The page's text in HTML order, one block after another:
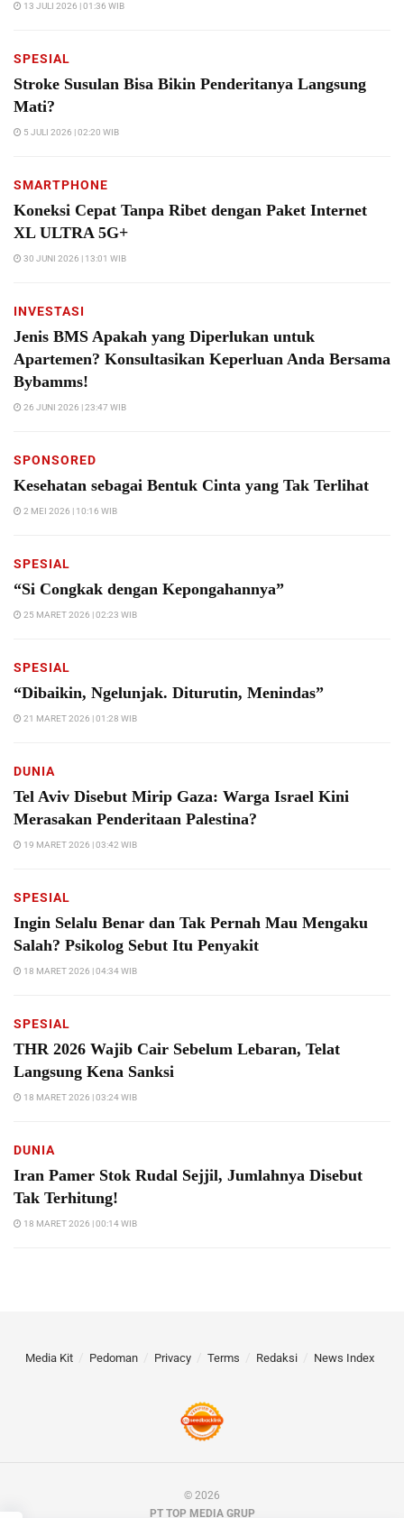
13 JULI 2026 | 01:36 WIB
SPESIAL
Stroke Susulan Bisa Bikin Penderitanya Langsung
Mati?
5 JULI 2026 | 02:20 WIB
SMARTPHONE
Koneksi Cepat Tanpa Ribet dengan Paket Internet
XL ULTRA 5G+
30 JUNI 2026 | 13:01 WIB
INVESTASI
Jenis BMS Apakah yang Diperlukan untuk
Apartemen? Konsultasikan Keperluan Anda Bersama
Bybamms!
26 JUNI 2026 | 23:47 WIB
SPONSORED
Kesehatan sebagai Bentuk Cinta yang Tak Terlihat
2 MEI 2026 | 10:16 WIB
SPESIAL
“Si Congkak dengan Kepongahannya”
25 MARET 2026 | 02:23 WIB
SPESIAL
“Dibaikin, Ngelunjak. Diturutin, Menindas”
21 MARET 2026 | 01:28 WIB
DUNIA
Tel Aviv Disebut Mirip Gaza: Warga Israel Kini
Merasakan Penderitaan Palestina?
19 MARET 2026 | 03:42 WIB
SPESIAL
Ingin Selalu Benar dan Tak Pernah Mau Mengaku
Salah? Psikolog Sebut Itu Penyakit
18 MARET 2026 | 04:34 WIB
SPESIAL
THR 2026 Wajib Cair Sebelum Lebaran, Telat
Langsung Kena Sanksi
18 MARET 2026 | 03:24 WIB
DUNIA
Iran Pamer Stok Rudal Sejjil, Jumlahnya Disebut
Tak Terhitung!
18 MARET 2026 | 00:14 WIB
Media Kit Pedoman Privacy Terms Redaksi News Index
© 2026
PT TOP MEDIA GRUP